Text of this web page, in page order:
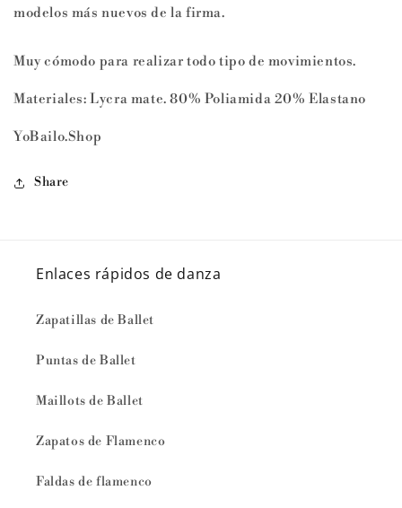
modelos más nuevos de la firma.
Muy cómodo para realizar todo tipo de movimientos.
Materiales: Lycra mate. 80% Poliamida 20% Elastano
YoBailo.Shop
Share
Enlaces rápidos de danza
Zapatillas de Ballet
Puntas de Ballet
Maillots de Ballet
Zapatos de Flamenco
Faldas de flamenco